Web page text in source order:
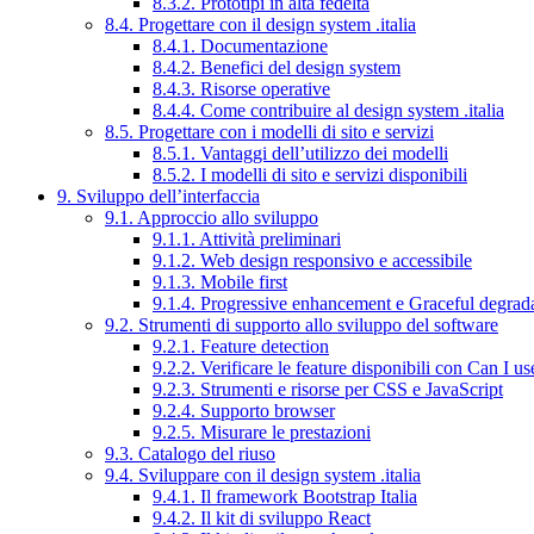
8.4. Progettare con il design system .italia
8.4.1. Documentazione
8.4.2. Benefici del design system
8.4.3. Risorse operative
8.4.4. Come contribuire al design system .italia
8.5. Progettare con i modelli di sito e servizi
8.5.1. Vantaggi dell’utilizzo dei modelli
8.5.2. I modelli di sito e servizi disponibili
9. Sviluppo dell’interfaccia
9.1. Approccio allo sviluppo
9.1.1. Attività preliminari
9.1.2. Web design responsivo e accessibile
9.1.3. Mobile first
9.1.4. Progressive enhancement e Graceful
9.2. Strumenti di supporto allo sviluppo del software
9.2.1. Feature detection
9.2.2. Verificare le feature disponibili con Can I
9.2.3. Strumenti e risorse per CSS e JavaScript
9.2.4. Supporto browser
9.2.5. Misurare le prestazioni
9.3. Catalogo del riuso
9.4. Sviluppare con il design system .italia
9.4.1. Il framework Bootstrap Italia
9.4.2. Il kit di sviluppo React